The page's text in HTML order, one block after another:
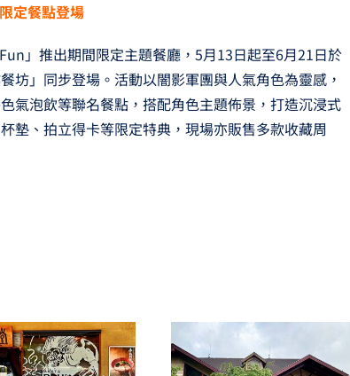
定餐點登場
」推出期間限定主題餐廳，5月13日起至6月21日於
坊」同步登場。活動以闇影軍團與人氣角色為靈感，
氣泡飲等聯名餐點，搭配角色主題佈景，打造沉浸式
墊、拍立得卡等限定特典，現場亦販售多款收藏周